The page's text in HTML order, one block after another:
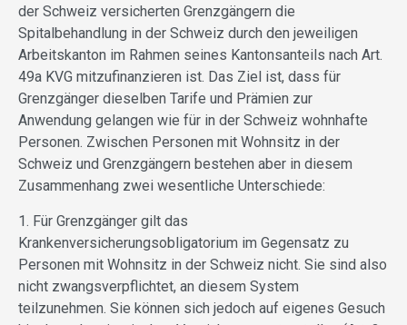
der Schweiz versicherten Grenzgängern die
Spitalbehandlung in der Schweiz durch den jeweiligen
Arbeitskanton im Rahmen seines Kantonsanteils nach Art.
49a KVG mitzufinanzieren ist. Das Ziel ist, dass für
Grenzgänger dieselben Tarife und Prämien zur
Anwendung gelangen wie für in der Schweiz wohnhafte
Personen. Zwischen Personen mit Wohnsitz in der
Schweiz und Grenzgängern bestehen aber in diesem
Zusammenhang zwei wesentliche Unterschiede:
1. Für Grenzgänger gilt das
Krankenversicherungsobligatorium im Gegensatz zu
Personen mit Wohnsitz in der Schweiz nicht. Sie sind also
nicht zwangsverpflichtet, an diesem System
teilzunehmen. Sie können sich jedoch auf eigenes Gesuch